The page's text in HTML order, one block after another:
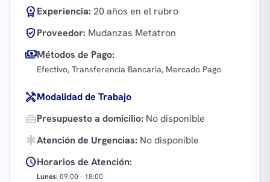
workspace_premiumExperiencia: 20 años en el rubro
verified_userProveedor: Mudanzas Metatron
paymentsMétodos de Pago:
Efectivo, Transferencia Bancaria, Mercado Pago
handymanModalidad de Trabajo
home_repair_servicePresupuesto a domicilio: No disponible
emergencyAtención de Urgencias: No disponible
scheduleHorarios de Atención:
Lunes:09:00 - 18:00